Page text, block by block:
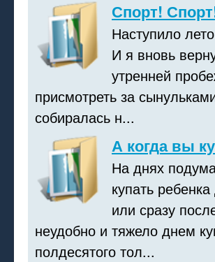
Спорт!
Наступило
И я вновь
утренней
присмотреть за
собиралась н...
А когда вы
На днях
купать
или сразу
неудобно и тяжело днем
полдесятого тол...